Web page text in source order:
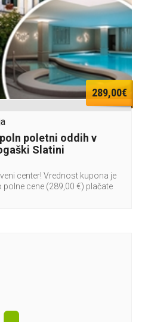
289,00€
poletni oddih v
Slatini
center! Vrednost kupona je
polne cene (289,00 €) plačate